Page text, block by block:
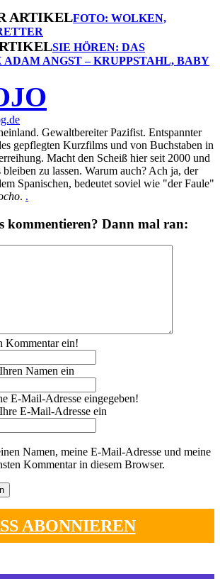
ARTIKELFOTO: WOLKEN,
SIE HÖREN: DAS
ANGST – KRUPPSTAHL, BABY
Gewaltbereiter Pazifist. Entspannter
gepflegten Kurzfilms und von Buchstaben in
Macht den Scheiß hier seit 2000 und
zu lassen. Warum auch? Ach ja, der
Spanischen, bedeutet soviel wie "der Faule"
. .
kommentieren? Dann mal ran:
Kommentar ein!
Namen ein
E-Mail-Adresse eingegeben!
E-Mail-Adresse ein
Namen, meine E-Mail-Adresse und meine
Kommentar in diesem Browser.
ABONNIEREN